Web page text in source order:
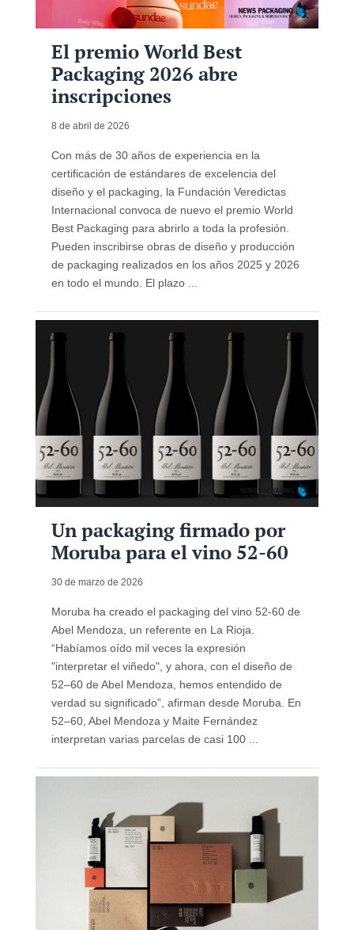
El premio World Best
Packaging 2026 abre
inscripciones
8 de abril de 2026
Con más de 30 años de experiencia en la
certificación de estándares de excelencia del
diseño y el packaging, la Fundación Veredictas
Internacional convoca de nuevo el premio World
Best Packaging para abrirlo a toda la profesión.
Pueden inscribirse obras de diseño y producción
de packaging realizados en los años 2025 y 2026
en todo el mundo. El plazo ...
Un packaging firmado por
Moruba para el vino 52-60
30 de marzo de 2026
Moruba ha creado el packaging del vino 52-60 de
Abel Mendoza, un referente en La Rioja.
“Habíamos oído mil veces la expresión
"interpretar el viñedo", y ahora, con el diseño de
52–60 de Abel Mendoza, hemos entendido de
verdad su significado”, afirman desde Moruba. En
52–60, Abel Mendoza y Maite Fernández
interpretan varias parcelas de casi 100 ...